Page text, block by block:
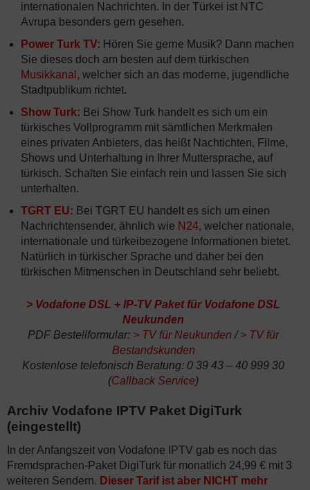
internationalen Nachrichten. In der Türkei ist NTC
Avrupa besonders gern gesehen.
Power Turk TV: Hören Sie gerne Musik? Dann machen
Sie dieses doch am besten auf dem türkischen
Musikkanal , welcher sich an das moderne, jugendliche
Stadtpublikum richtet.
Show Turk: Bei Show Turk handelt es sich um ein
türkisches Vollprogramm mit sämtlichen Merkmalen
eines privaten Anbieters, das heißt Nachtichten, Filme,
Shows und Unterhaltung in Ihrer Muttersprache, auf
türkisch. Schalten Sie einfach rein und lassen Sie sich
unterhalten.
TGRT EU: Bei TGRT EU handelt es sich um einen
Nachrichtensender, ähnlich wie N24, welcher nationale,
internationale und türkeibezogene Informationen bietet.
Natürlich in türkischer Sprache und daher bei den
türkischen Mitmenschen in Deutschland sehr beliebt.
> Vodafone DSL + IP-TV Paket für Vodafone DSL
Neukunden
PDF Bestellformular: > TV für Neukunden /> TV für
Bestandskunden
Kostenlose telefonisch Beratung: 0 39 43 – 40 999 30
(Callback Service)
Archiv Vodafone IPTV Paket DigiTurk
(eingestellt)
In der Anfangszeit von Vodafone IPTV gab es noch das
Fremdsprachen-Paket DigiTurk für monatlich 24,99 € mit 3
weiteren Sendern. Dieser Tarif ist aber NICHT mehr